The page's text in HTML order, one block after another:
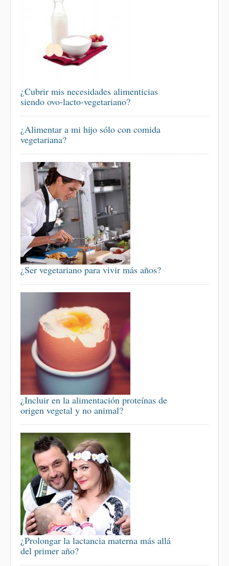
¿Cubrir mis necesidades alimenticias
siendo ovo-lacto-vegetariano?
¿Alimentar a mi hijo sólo con comida
vegetariana?
¿Ser vegetariano para vivir más años?
¿Incluir en la alimentación proteínas de
origen vegetal y no animal?
¿Prolongar la lactancia materna más allá
del primer año?